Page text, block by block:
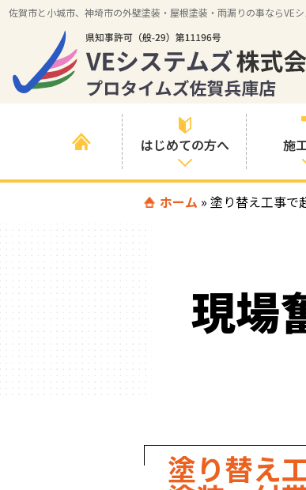
佐賀市と小城市、神埼市の外壁塗装・屋根塗装・雨漏りの事ならVE
はじめての方へ
はじめて外壁塗
いる方へ
喜んでいただけ
る３つの理由
施
すべて
例
色の事
ホーム » 塗り替え工事で
現場
塗り替え